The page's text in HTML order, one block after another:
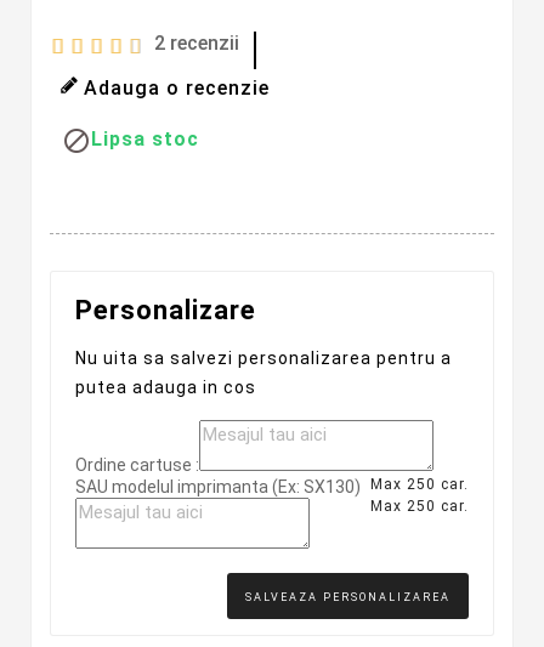
2 recenzii
Adauga o recenzie
Lipsa stoc
Personalizare
Nu uita sa salvezi personalizarea pentru a
putea adauga in cos
Ordine cartuse :
Max 250 car.
SAU modelul imprimanta (Ex: SX130)
Max 250 car.
SALVEAZA PERSONALIZAREA